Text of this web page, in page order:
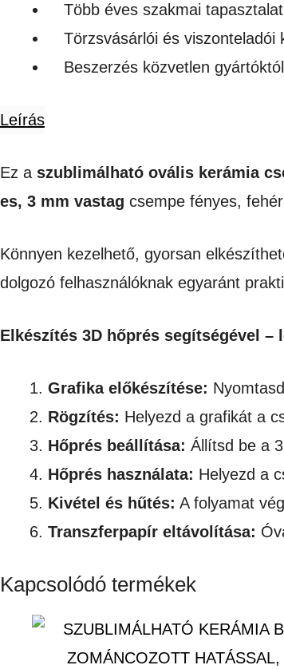
Több éves szakmai
Törzsvásárlói és viszonteladói
Beszerzés közvetlen
Leírás
Ez a szublimálható ovális kerámia
es, 3 mm vastag csempe fényes,
Könnyen kezelhető, gyorsan
dolgozó felhasználóknak egyaránt
Elkészítés 3D hőprés segítségével –
Grafika előkészítése:
Rögzítés: Helyezd a grafikát a
Hőprés beállítása: Állítsd be a
Hőprés használata: Helyezd a
Kivétel és hűtés: A folyamat
Transzferpapír eltávolítása:
Kapcsolódó termékek